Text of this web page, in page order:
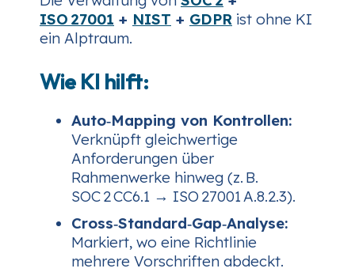
ISO 27001 + NIST + GDPR ist ohne KI
ein Alptraum.
Wie KI hilft:
Auto‑Mapping von Kontrollen:
Verknüpft gleichwertige
Anforderungen über
Rahmenwerke hinweg (z. B.
SOC 2 CC6.1 → ISO 27001 A.8.2.3).
Cross‑Standard‑Gap‑Analyse:
Markiert, wo eine Richtlinie
mehrere Vorschriften abdeckt.